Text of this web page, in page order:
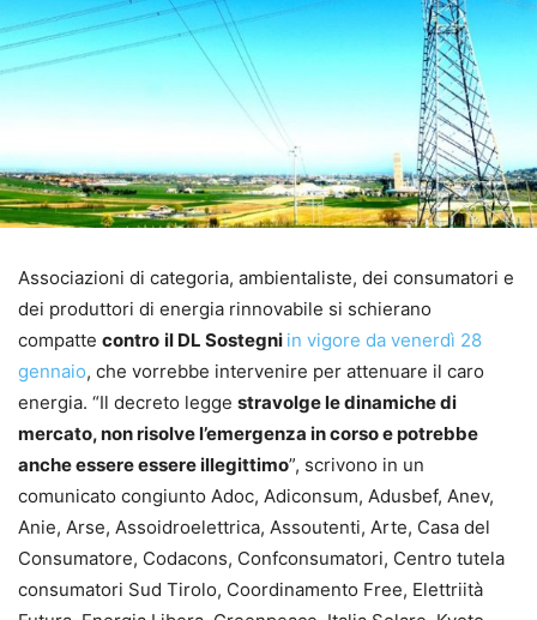
Associazioni di categoria, ambientaliste, dei consumatori e
dei produttori di energia rinnovabile si schierano
compatte contro il DL Sostegni in vigore da venerdì 28
gennaio, che vorrebbe intervenire per attenuare il caro
energia. “Il decreto legge stravolge le dinamiche di
mercato, non risolve l’emergenza in corso e potrebbe
anche essere essere illegittimo”, scrivono in un
comunicato congiunto Adoc, Adiconsum, Adusbef, Anev,
Anie, Arse, Assoidroelettrica, Assoutenti, Arte, Casa del
Consumatore, Codacons, Confconsumatori, Centro tutela
consumatori Sud Tirolo, Coordinamento Free, Elettriità